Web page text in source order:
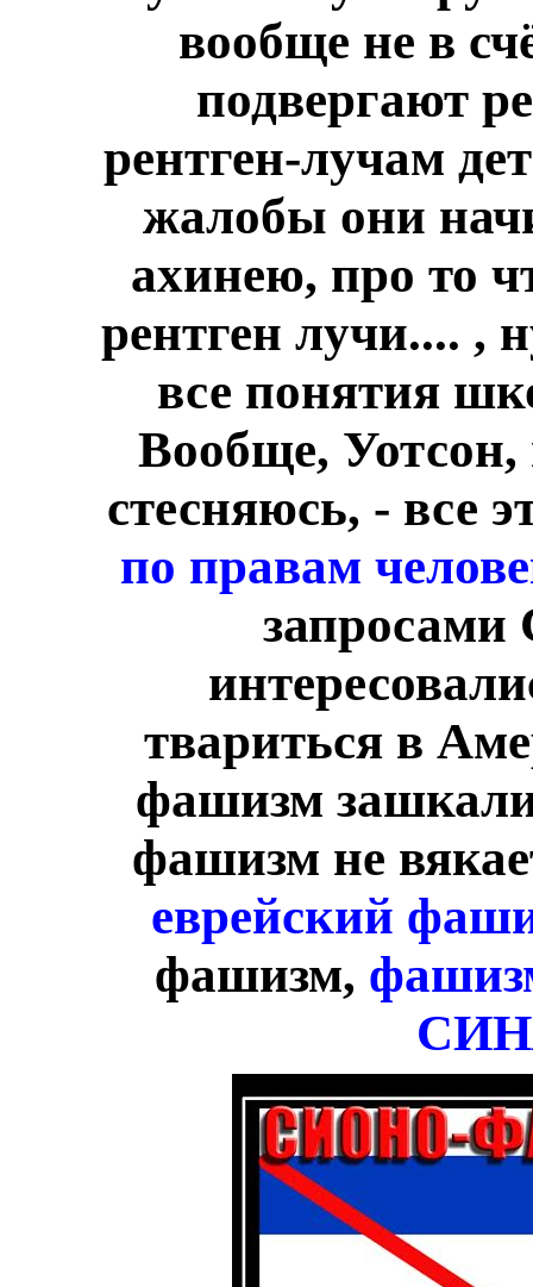
вообще не в
подвергают
рентген-лучам
жалобы они
ахинею, про то
рентген лучи.... ,
все понятия
Вообще, Уотсон,
стесняюсь, - все
по правам
твариться в
фашизм
фашизм не
еврейский
фашизм,